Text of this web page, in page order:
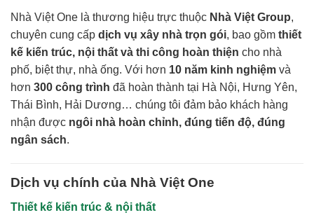
Nhà Việt One là thương hiệu trực thuộc Nhà Việt Group,
chuyên cung cấp dịch vụ xây nhà trọn gói, bao gồm thiết
kế kiến trúc, nội thất và thi công hoàn thiện cho nhà
phố, biệt thự, nhà ống. Với hơn 10 năm kinh nghiệm và
hơn 300 công trình đã hoàn thành tại Hà Nội, Hưng Yên,
Thái Bình, Hải Dương… chúng tôi đảm bảo khách hàng
nhận được ngôi nhà hoàn chỉnh, đúng tiến độ, đúng
ngân sách.
Dịch vụ chính của Nhà Việt One
Thiết kế kiến trúc & nội thất